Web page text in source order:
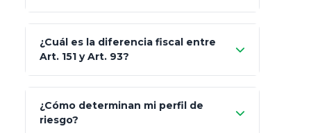
Skandia (Crea)
MetLife (MetaLife)
Prudential
¿Cuál es la diferencia fiscal entre
Art. 151 y Art. 93?
¿Cómo determinan mi perfil de
riesgo?